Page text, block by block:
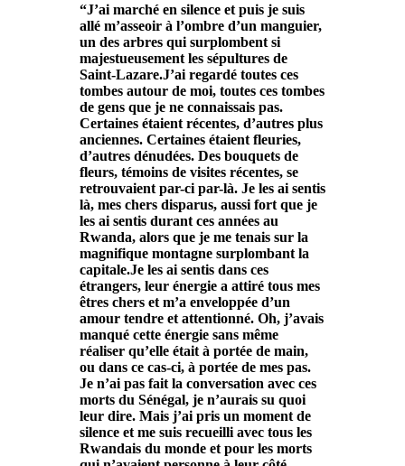
“J’ai marché en silence et puis je suis
allé m’asseoir à l’ombre d’un manguier,
un des arbres qui surplombent si
majestueusement les sépultures de
Saint-Lazare.J’ai regardé toutes ces
tombes autour de moi, toutes ces tombes
de gens que je ne connaissais pas.
Certaines étaient récentes, d’autres plus
anciennes. Certaines étaient fleuries,
d’autres dénudées. Des bouquets de
fleurs, témoins de visites récentes, se
retrouvaient par-ci par-là. Je les ai sentis
là, mes chers disparus, aussi fort que je
les ai sentis durant ces années au
Rwanda, alors que je me tenais sur la
magnifique montagne surplombant la
capitale.Je les ai sentis dans ces
étrangers, leur énergie a attiré tous mes
êtres chers et m’a enveloppée d’un
amour tendre et attentionné. Oh, j’avais
manqué cette énergie sans même
réaliser qu’elle était à portée de main,
ou dans ce cas-ci, à portée de mes pas.
Je n’ai pas fait la conversation avec ces
morts du Sénégal, je n’aurais su quoi
leur dire. Mais j’ai pris un moment de
silence et me suis recueilli avec tous les
Rwandais du monde et pour les morts